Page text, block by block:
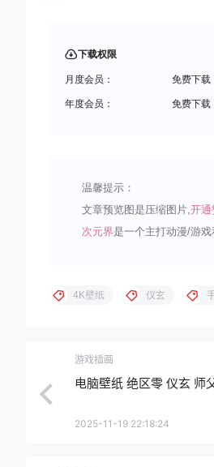
下载权限
月度会员： 免费下载
年度会员： 免费下载
温馨提示：
文章预览图是压缩图片,开通
次元界是一个主打动漫/游
4K壁纸 仪玄
游戏插画
电脑壁纸 绝区零 仪玄 师
2025-11-19 22:18:24